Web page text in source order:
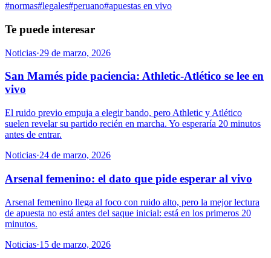
#normas#legales#peruano#apuestas en vivo
Te puede interesar
Noticias·29 de marzo, 2026
San Mamés pide paciencia: Athletic-Atlético se lee en
vivo
El ruido previo empuja a elegir bando, pero Athletic y Atlético
suelen revelar su partido recién en marcha. Yo esperaría 20 minutos
antes de entrar.
Noticias·24 de marzo, 2026
Arsenal femenino: el dato que pide esperar al vivo
Arsenal femenino llega al foco con ruido alto, pero la mejor lectura
de apuesta no está antes del saque inicial: está en los primeros 20
minutos.
Noticias·15 de marzo, 2026